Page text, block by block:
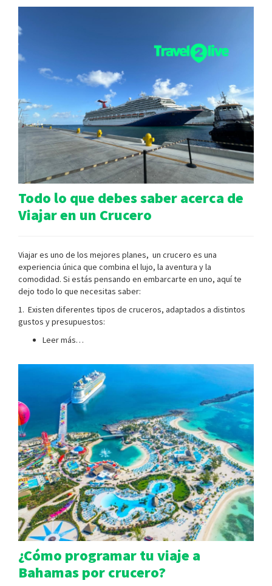
Todo lo que debes saber acerca de
Viajar en un Crucero
Viajar es uno de los mejores planes, un crucero es una
experiencia única que combina el lujo, la aventura y la
comodidad. Si estás pensando en embarcarte en uno, aquí te
dejo todo lo que necesitas saber:
1. Existen diferentes tipos de cruceros, adaptados a distintos
gustos y presupuestos:
Leer más…
¿Cómo programar tu viaje a
Bahamas por crucero?